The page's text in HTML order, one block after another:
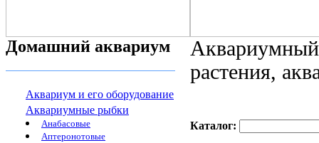
Домашний аквариум
Аквариум и его оборудование
Аквариумные рыбки
Анабасовые
Аптеронотовые
растения,
Каталог: